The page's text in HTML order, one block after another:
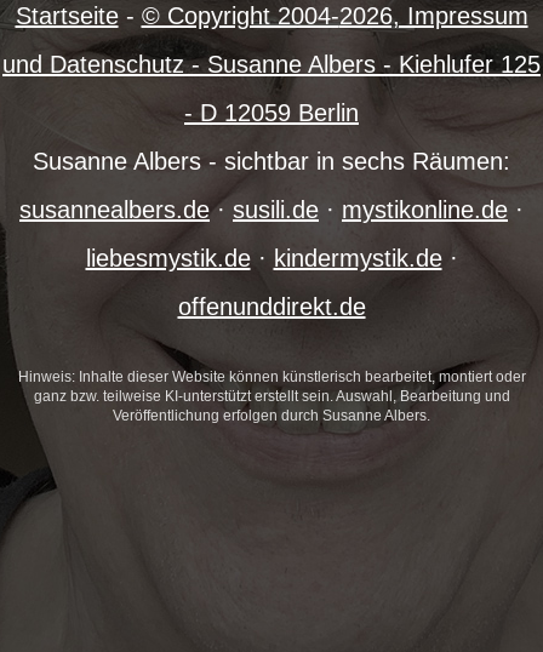
Startseite- © Copyright 2004-2026, Impressum
und Datenschutz - Susanne Albers - Kiehlufer 125
- D 12059 Berlin
Susanne Albers - sichtbar in sechs Räumen:
susannealbers.de· susili.de · mystikonline.de ·
liebesmystik.de· kindermystik.de·
offenunddirekt.de
Hinweis: Inhalte dieser Website können künstlerisch bearbeitet, montiert oder
ganz bzw. teilweise KI-unterstützt erstellt sein. Auswahl, Bearbeitung und
Veröffentlichung erfolgen durch Susanne Albers.